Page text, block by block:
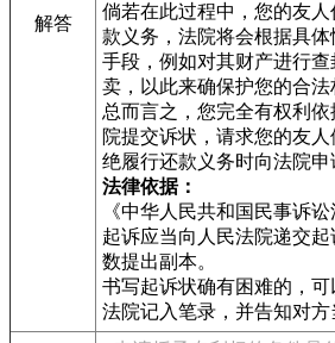
解答
倘若在此过程中，您的友
款义务，法院将会根据具
手段，例如对其财产进行
卖，以此来确保护您的合法
总而言之，您完全有权利
院提交诉状，请求您的友
绝履行还款义务时向法院申
法律依据：
《中华人民共和国民事诉
起诉应当向人民法院递交
数提出副本。
书写起诉状确有困难的，
法院记入笔录，并告知对方